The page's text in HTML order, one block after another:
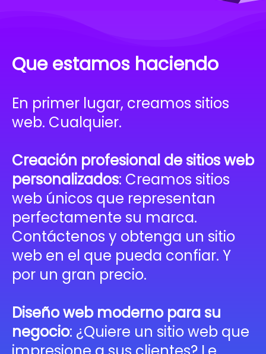
Que estamos haciendo
En primer lugar, creamos sitios
web. Cualquier.
Creación profesional de sitios web
personalizados: Creamos sitios
web únicos que representan
perfectamente su marca.
Contáctenos y obtenga un sitio
web en el que pueda confiar. Y
por un gran precio.
Diseño web moderno para su
negocio: ¿Quiere un sitio web que